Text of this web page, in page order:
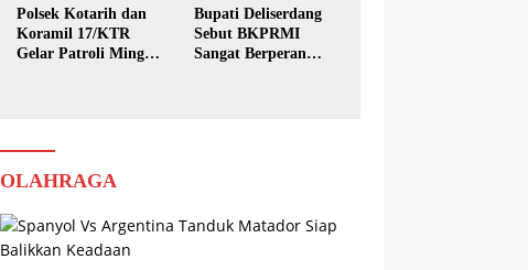
Polsek Kotarih dan
Koramil 17/KTR
Gelar Patroli Minggu
Bupati Deliserdang
Sebut BKPRMI
Sangat Berperan
OLAHRAGA